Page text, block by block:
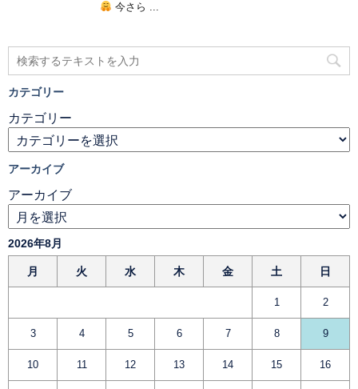
今さら ...
カテゴリー
カテゴリー
アーカイブ
アーカイブ
2026年8月
月 火 水 木 金 土 日
1 2
3 4 5 6 7 8 9
10 11 12 13 14 15 16